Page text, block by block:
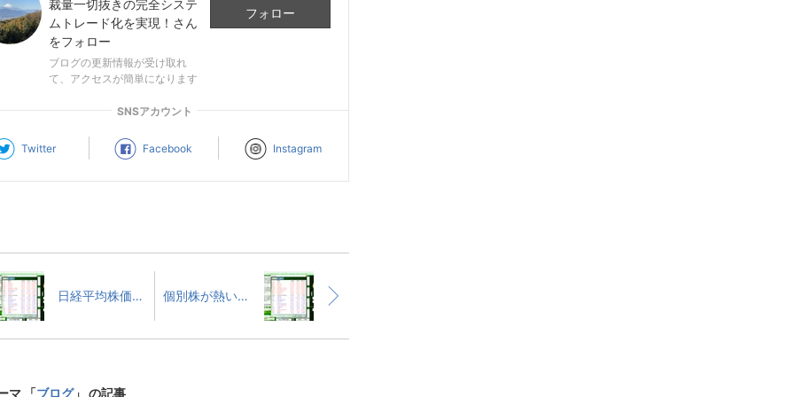
裁量一切抜きの完全システ
ムトレード化を実現！ さん
をフォロー
ブログの更新情報が受け取れ
て、アクセスが簡単になります
フォロー
SNSアカウント
Twitter Facebook Instagram
日経平均株価が史上最高値更新中なので世の中の株トレーダーの大半が儲かっていると思いきや大損の方も 個別株が熱い！銘柄のヒントは下記リンクをクリック！
マ 「ブログ」 の記事